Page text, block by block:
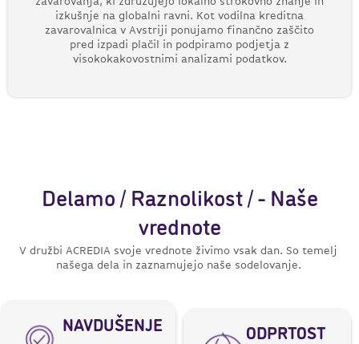
izkušnje na globalni ravni. Kot vodilna kreditna
zavarovalnica v Avstriji ponujamo finančno zaščito
pred izpadi plačil in podpiramo podjetja z
visokokakovostnimi analizami podatkov.
Delamo / Raznolikost / - Naše
vrednote
V družbi ACREDIA svoje vrednote živimo vsak dan. So temelj
našega dela in zaznamujejo naše sodelovanje.
NAVDUŠENJE ODPRTOST